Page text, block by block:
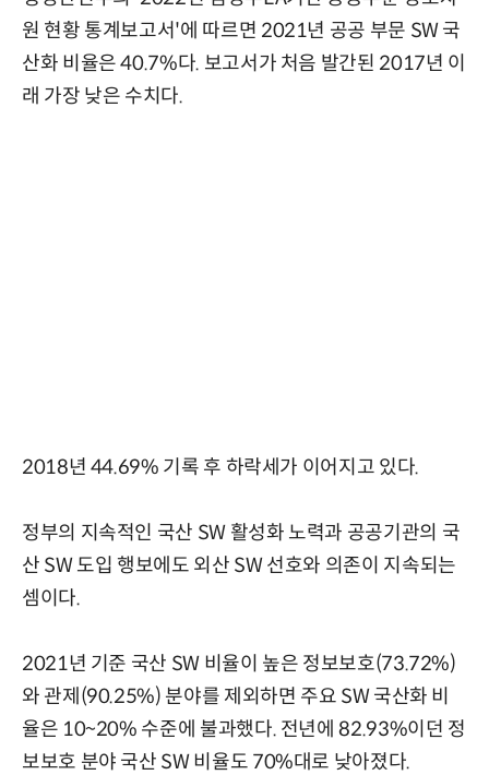
원 현황 통계보고서'에 따르면 2021년 공공 부문 SW 국
산화 비율은 40.7%다. 보고서가 처음 발간된 2017년 이
래 가장 낮은 수치다.
2018년 44.69% 기록 후 하락세가 이어지고 있다.
정부의 지속적인 국산 SW 활성화 노력과 공공기관의 국
산 SW 도입 행보에도 외산 SW 선호와 의존이 지속되는
셈이다.
2021년 기준 국산 SW 비율이 높은 정보보호(73.72%)
와 관제(90.25%) 분야를 제외하면 주요 SW 국산화 비
율은 10~20% 수준에 불과했다. 전년에 82.93%이던 정
보보호 분야 국산 SW 비율도 70%대로 낮아졌다.